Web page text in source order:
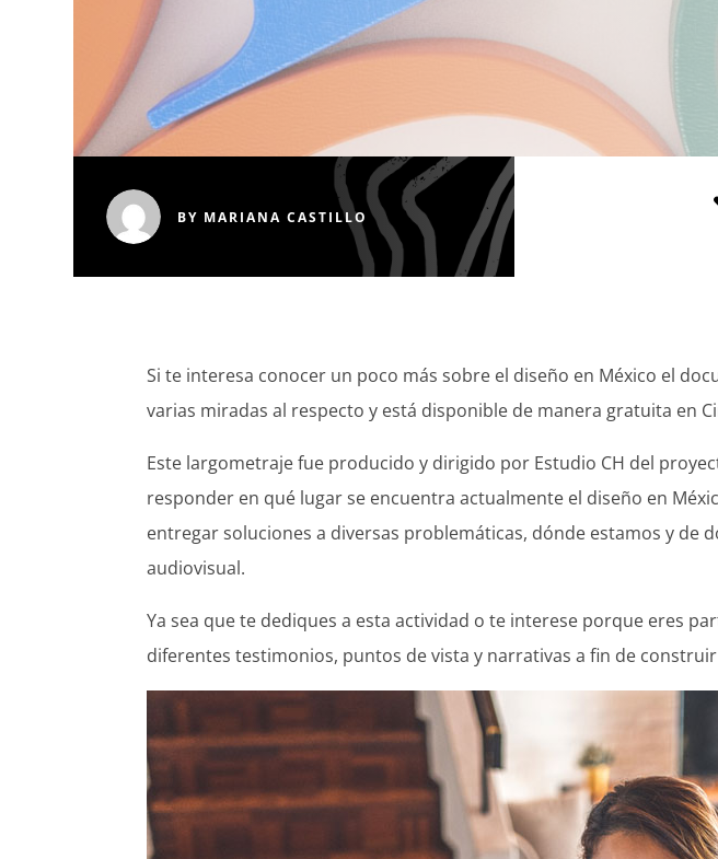
BY MARIANA CASTILLO
Si te interesa conocer un poco más sobre el diseño en México el
varias miradas al respecto y está disponible de manera gratuita en
Este largometraje fue producido y dirigido por Estudio CH del
responder en qué lugar se encuentra actualmente el diseño en
entregar soluciones a diversas problemáticas, dónde estamos y de
audiovisual.
Ya sea que te dediques a esta actividad o te interese porque eres
diferentes testimonios, puntos de vista y narrativas a fin de